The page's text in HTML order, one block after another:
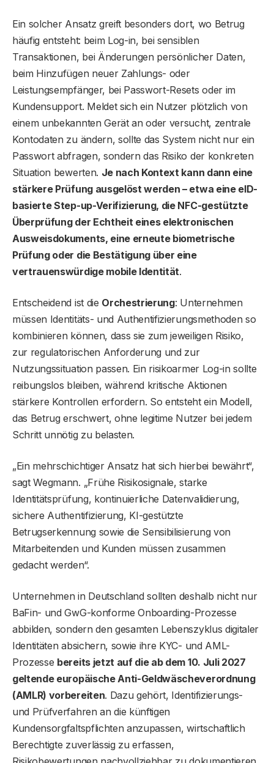
Ein solcher Ansatz greift besonders dort, wo Betrug
häufig entsteht: beim Log-in, bei sensiblen
Transaktionen, bei Änderungen persönlicher Daten,
beim Hinzufügen neuer Zahlungs- oder
Leistungsempfänger, bei Passwort-Resets oder im
Kundensupport. Meldet sich ein Nutzer plötzlich von
einem unbekannten Gerät an oder versucht, zentrale
Kontodaten zu ändern, sollte das System nicht nur ein
Passwort abfragen, sondern das Risiko der konkreten
Situation bewerten. Je nach Kontext kann dann eine
stärkere Prüfung ausgelöst werden – etwa eine eID-
basierte Step-up-Verifizierung, die NFC-gestützte
Überprüfung der Echtheit eines elektronischen
Ausweisdokuments, eine erneute biometrische
Prüfung oder die Bestätigung über eine
vertrauenswürdige mobile Identität.
Entscheidend ist die Orchestrierung: Unternehmen
müssen Identitäts- und Authentifizierungsmethoden so
kombinieren können, dass sie zum jeweiligen Risiko,
zur regulatorischen Anforderung und zur
Nutzungssituation passen. Ein risikoarmer Log-in sollte
reibungslos bleiben, während kritische Aktionen
stärkere Kontrollen erfordern. So entsteht ein Modell,
das Betrug erschwert, ohne legitime Nutzer bei jedem
Schritt unnötig zu belasten.
„Ein mehrschichtiger Ansatz hat sich hierbei bewährt“,
sagt Wegmann. „Frühe Risikosignale, starke
Identitätsprüfung, kontinuierliche Datenvalidierung,
sichere Authentifizierung, KI-gestützte
Betrugserkennung sowie die Sensibilisierung von
Mitarbeitenden und Kunden müssen zusammen
gedacht werden“.
Unternehmen in Deutschland sollten deshalb nicht nur
BaFin- und GwG-konforme Onboarding-Prozesse
abbilden, sondern den gesamten Lebenszyklus digitaler
Identitäten absichern, sowie ihre KYC- und AML-
Prozesse bereits jetzt auf die ab dem 10. Juli 2027
geltende europäische Anti-Geldwäscheverordnung
(AMLR) vorbereiten. Dazu gehört, Identifizierungs-
und Prüfverfahren an die künftigen
Kundensorgfaltspflichten anzupassen, wirtschaftlich
Berechtigte zuverlässig zu erfassen,